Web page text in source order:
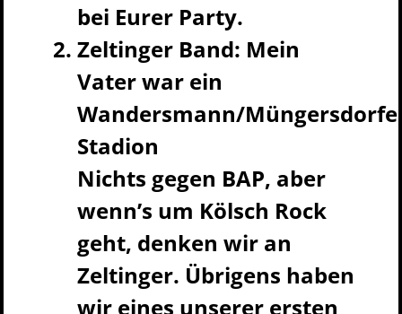
bei Eurer Party.
Zeltinger Band: Mein
Vater war ein
Wandersmann/
Stadion
Nichts gegen BAP, aber
wenn’s um Kölsch Rock
geht, denken wir an
Zeltinger. Übrigens haben
wir eines unserer ersten